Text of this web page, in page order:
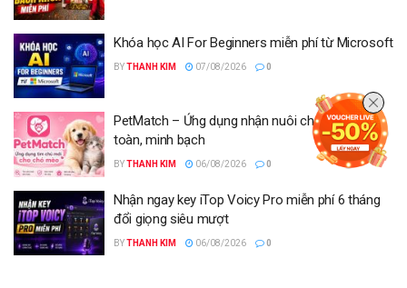
Khóa học AI For Beginners miễn phí từ Microsoft
BYTHANH KIM 07/08/2026 0
PetMatch – Ứng dụng nhận nuôi chó mèo an
toàn, minh bạch
BYTHANH KIM 06/08/2026 0
Nhận ngay key iTop Voicy Pro miễn phí 6 tháng
đổi giọng siêu mượt
BYTHANH KIM 06/08/2026 0